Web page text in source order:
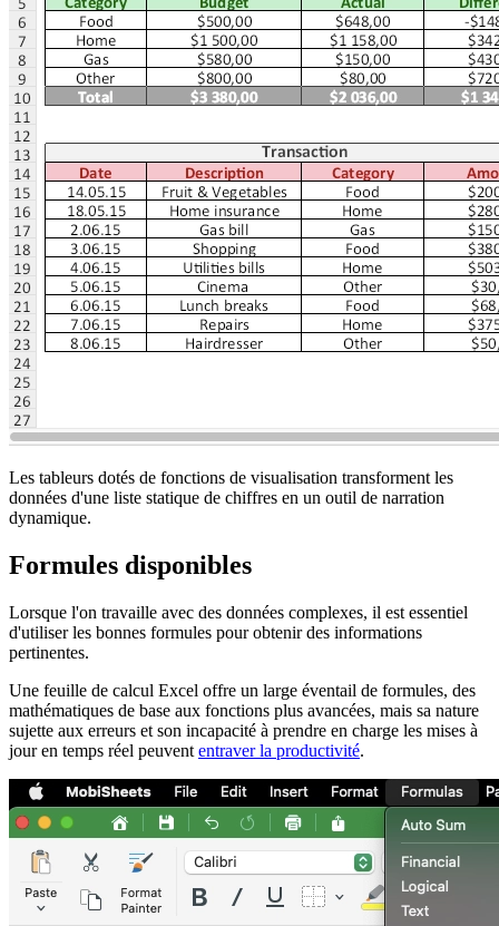
Les tableurs dotés de fonctions de visualisation transforment les
données d'une liste statique de chiffres en un outil de narration
dynamique.
Formules disponibles
Lorsque l'on travaille avec des données complexes, il est essentiel
d'utiliser les bonnes formules pour obtenir des informations
pertinentes.
Une feuille de calcul Excel offre un large éventail de formules, des
mathématiques de base aux fonctions plus avancées, mais sa nature
sujette aux erreurs et son incapacité à prendre en charge les mises à
jour en temps réel peuvent entraver la productivité.